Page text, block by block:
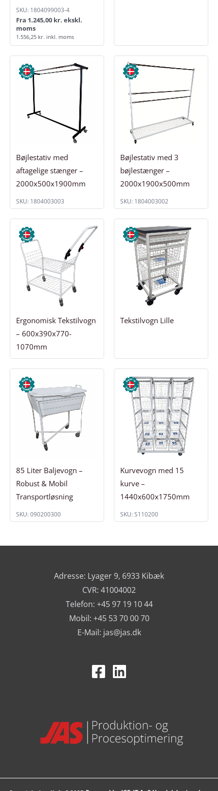
SKU: 1804099003-4
Fra 1.245,00 kr. ekskl.
moms
1.556,25 kr. inkl. moms
Bøjlestativ med
aftagelige stænger –
2000x500x1900mm
SKU: 1804003003
Bøjlestativ med 3
bøjlestænger –
2000x1900x500mm
SKU: 1804003002
Ergonomisk Tekstilvogn
– 600x390x770-
1070mm
Tekstilvogn Lille
85 Liter Baljevogn –
Robust & Mobil
Transportløsning
SKU: 090200300
Kurvevogn med 15
kurve –
1440x600x1750mm
SKU: S110200
Adresse: Lyager 9, 6933 Kibæk
CVR: 41004002
Telefon: +45 97 19 10 44
Mobil: +45 53 70 00 70
E-Mail: jas@jas.dk